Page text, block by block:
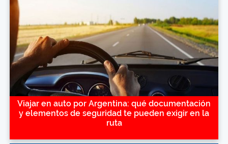
Viajar en auto por Argentina: qué documentación
y elementos de seguridad te pueden exigir en la
ruta